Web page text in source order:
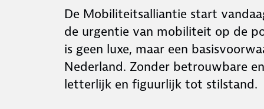
De Mobiliteitsalliantie start
de urgentie van mobiliteit op de
is geen luxe, maar een
Nederland. Zonder betrouwbare
letterlijk en figuurlijk tot stilstand.